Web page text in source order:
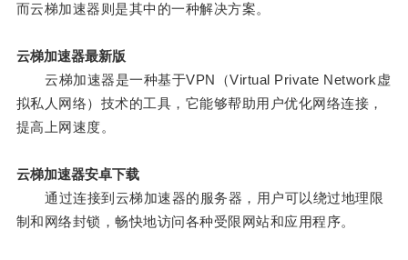
而云梯加速器则是其中的一种解决方案。
云梯加速器最新版
云梯加速器是一种基于VPN（Virtual Private Network虚
拟私人网络）技术的工具，它能够帮助用户优化网络连接，
提高上网速度。
云梯加速器安卓下载
通过连接到云梯加速器的服务器，用户可以绕过地理限
制和网络封锁，畅快地访问各种受限网站和应用程序。